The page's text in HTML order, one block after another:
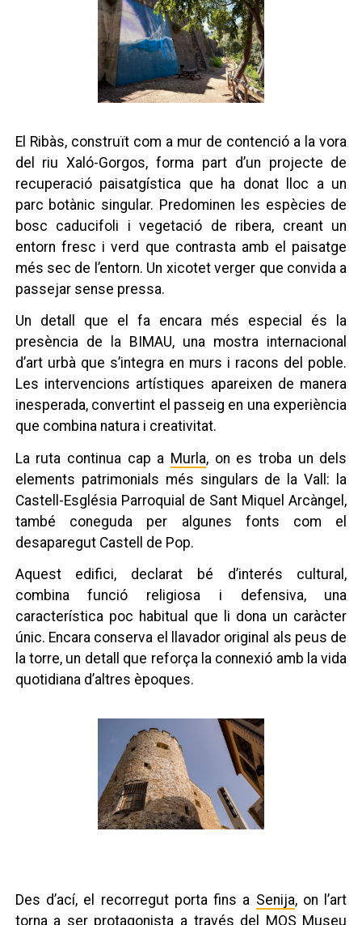
El Ribàs, construït com a mur de contenció a la vora
del riu Xaló-Gorgos, forma part d’un projecte de
recuperació paisatgística que ha donat lloc a un
parc botànic singular. Predominen les espècies de
bosc caducifoli i vegetació de ribera, creant un
entorn fresc i verd que contrasta amb el paisatge
més sec de l’entorn. Un xicotet verger que convida a
passejar sense pressa.
Un detall que el fa encara més especial és la
presència de la BIMAU, una mostra internacional
d’art urbà que s’integra en murs i racons del poble.
Les intervencions artístiques apareixen de manera
inesperada, convertint el passeig en una experiència
que combina natura i creativitat.
La ruta continua cap a Murla, on es troba un dels
elements patrimonials més singulars de la Vall: la
Castell-Església Parroquial de Sant Miquel Arcàngel,
també coneguda per algunes fonts com el
desaparegut Castell de Pop.
Aquest edifici, declarat bé d’interés cultural,
combina funció religiosa i defensiva, una
característica poc habitual que li dona un caràcter
únic. Encara conserva el llavador original als peus de
la torre, un detall que reforça la connexió amb la vida
quotidiana d’altres èpoques.
Des d’ací, el recorregut porta fins a Senija, on l’art
torna a ser protagonista a través del MOS Museu